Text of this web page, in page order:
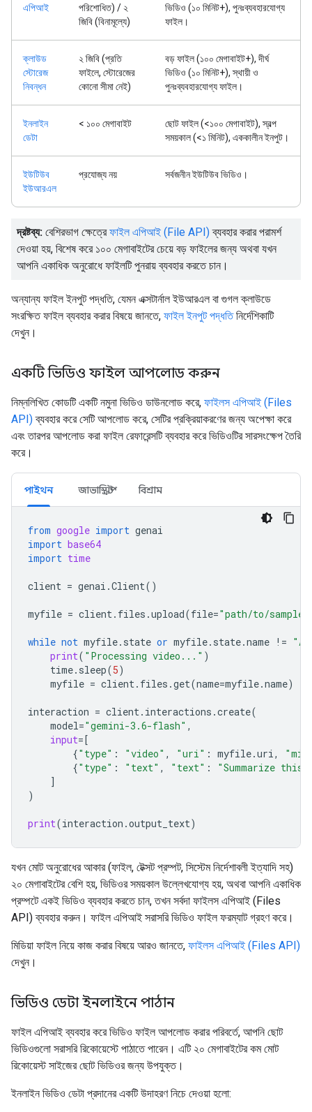
এপিআই
পরিশোধিত) / ২
জিবি (বিনামূল্যে)
ভিডিও (১০ মিনিট+), পুনঃব্যবহারযোগ্য
ফাইল।
ক্লাউড
স্টোরেজ
নিবন্ধন
২ জিবি (প্রতি
ফাইলে, স্টোরেজের
কোনো সীমা নেই)
বড় ফাইল (১০০ মেগাবাইট+), দীর্ঘ
ভিডিও (১০ মিনিট+), স্থায়ী ও
পুনঃব্যবহারযোগ্য ফাইল।
ইনলাইন
ডেটা
< ১০০ মেগাবাইট
ছোট ফাইল (<১০০ মেগাবাইট), স্বল্প
সময়কাল (<১ মিনিট), এককালীন ইনপুট।
ইউটিউব
ইউআরএল
প্রযোজ্য নয় সর্বজনীন ইউটিউব ভিডিও।
দ্রষ্টব্য: বেশিরভাগ ক্ষেত্রেফাইল এপিআই (File API)ব্যবহার করার পরামর্শ
দেওয়া হয়, বিশেষ করে ১০০ মেগাবাইটের চেয়ে বড় ফাইলের জন্য অথবা যখন
আপনি একাধিক অনুরোধে ফাইলটি পুনরায় ব্যবহার করতে চান।
অন্যান্য ফাইল ইনপুট পদ্ধতি, যেমন এক্সটার্নাল ইউআরএল বা গুগল ক্লাউডে
সংরক্ষিত ফাইল ব্যবহার করার বিষয়ে জানতে, ফাইল ইনপুট পদ্ধতিনির্দেশিকাটি
দেখুন।
একটি ভিডিও ফাইল আপলোড করুন
নিম্নলিখিত কোডটি একটি নমুনা ভিডিও ডাউনলোড করে, ফাইলস এপিআই (Files
API)ব্যবহার করে সেটি আপলোড করে, সেটির প্রক্রিয়াকরণের জন্য অপেক্ষা করে
এবং তারপর আপলোড করা ফাইল রেফারেন্সটি ব্যবহার করে ভিডিওটির সারসংক্ষেপ তৈরি
করে।
পাইথন জাভাস্ক্রিপ্ট বিশ্রাম
from google import genai
import base64
import time
client = genai .Client()
myfile = client. files .upload(file="path/to/
while not myfile. state or myfile. state.name !=
print( "Processing video..." )
time. sleep(5)
myfile = client. files .get(name=myfile.name)
interaction = client. interactions .create(
model="gemini-3.6-flash" ,
input=[
{"type" : "video" , "uri" : myfile.uri,
{"type" : "text" , "text" :
"Summarize
]
)
print(interaction .output_text)
যখন মোট অনুরোধের আকার (ফাইল, টেক্সট প্রম্পট, সিস্টেম নির্দেশাবলী ইত্যাদি সহ)
২০ মেগাবাইটের বেশি হয়, ভিডিওর সময়কাল উল্লেখযোগ্য হয়, অথবা আপনি একাধিক
প্রম্পটে একই ভিডিও ব্যবহার করতে চান, তখন সর্বদা ফাইলস এপিআই (Files
API) ব্যবহার করুন। ফাইল এপিআই সরাসরি ভিডিও ফাইল ফরম্যাট গ্রহণ করে।
মিডিয়া ফাইল নিয়ে কাজ করার বিষয়ে আরও জানতে, ফাইলস এপিআই (Files API)
দেখুন।
ভিডিও ডেটা ইনলাইনে পাঠান
ফাইল এপিআই ব্যবহার করে ভিডিও ফাইল আপলোড করার পরিবর্তে, আপনি ছোট
ভিডিওগুলো সরাসরি রিকোয়েস্টে পাঠাতে পারেন। এটি ২০ মেগাবাইটের কম মোট
রিকোয়েস্ট সাইজের ছোট ভিডিওর জন্য উপযুক্ত।
ইনলাইন ভিডিও ডেটা প্রদানের একটি উদাহরণ নিচে দেওয়া হলো: